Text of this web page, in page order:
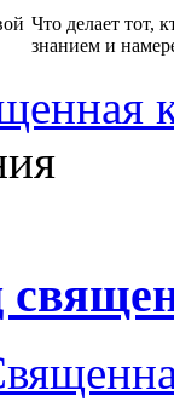
Что делает тот,
знанием и